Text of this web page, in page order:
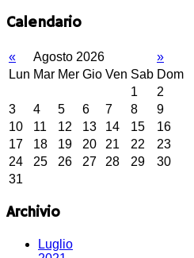
Calendario
« Agosto 2026
»
Lun Mar Mer Gio Ven Sab Dom
1
2
3
4 5 6 7 8
9
10
11 12 13 14 15
16
17
18 19 20 21 22
23
24
25 26 27 28 29
30
31
Archivio
Luglio